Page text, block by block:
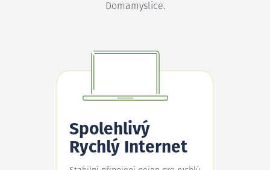
Domamyslice.
Spolehlivý
Rychlý Internet